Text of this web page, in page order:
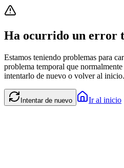
Ha ocurrido un error
Estamos teniendo problemas para
problema temporal que
intentarlo de nuevo o volver al inicio.
Intentar de nuevo Ir al inicio